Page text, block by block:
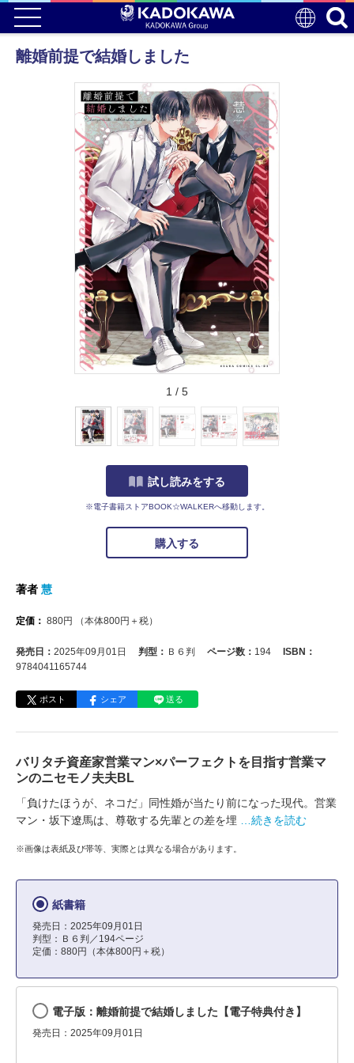
離婚前提で結婚しました
1 / 5
試し読みをする
※電子書籍ストアBOOK☆WALKERへ移動します。
購入する
著者 慧
定価： 880円 （本体800円＋税）
発売日： 2025年09月01日 判型： Ｂ６判 ページ数： 194
ISBN：
9784041165744
ポスト シェア 送る
バリタチ資産家営業マン×パーフェクトを目指す営業マ
ンのニセモノ夫夫BL
「負けたほうが、ネコだ」同性婚が当たり前になった現代。営業
マン・坂下遼馬は、尊敬する先輩との差を埋
…続きを読む
※画像は表紙及び帯等、実際とは異なる場合があります。
紙書籍
発売日：2025年09月01日
判型：Ｂ６判／194ページ
定価：880円（本体800円＋税）
電子版：離婚前提で結婚しました【電子特典付き】
発売日：2025年09月01日